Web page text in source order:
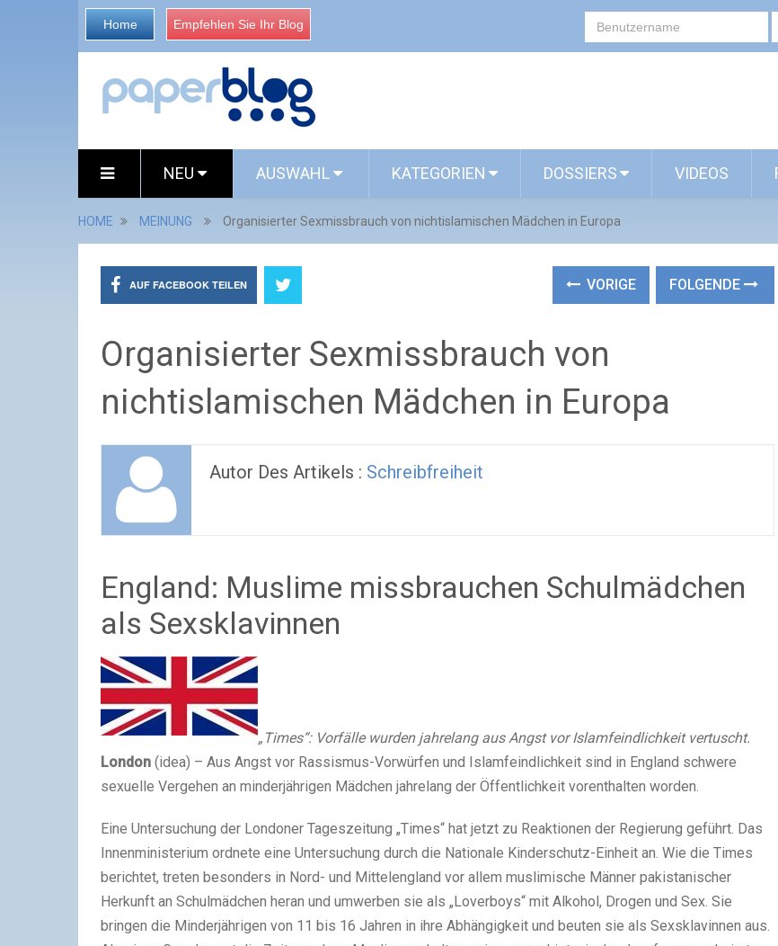
Home Empfehlen Sie Ihr Blog
NEU AUSWAHL KATEGORIEN DOSSIERS VIDEOS
HOME MEINUNG Organisierter Sexmissbrauch von nichtislamischen Mädchen in Europa
AUF FACEBOOK TEILEN VORIGE FOLGENDE
Organisierter Sexmissbrauch von
nichtislamischen Mädchen in Europa
Autor Des Artikels : Schreibfreiheit
England: Muslime missbrauchen Schulmädchen
als Sexsklavinnen
„Times“: Vorfälle wurden jahrelang aus Angst vor Islamfeindlichkeit vertuscht.
London (idea) – Aus Angst vor Rassismus-Vorwürfen und Islamfeindlichkeit sind in England schwere
sexuelle Vergehen an minderjährigen Mädchen jahrelang der Öffentlichkeit vorenthalten worden.
Eine Untersuchung der Londoner Tageszeitung „Times“ hat jetzt zu Reaktionen der Regierung geführt. Das
Innenministerium ordnete eine Untersuchung durch die Nationale Kinderschutz-Einheit an. Wie die Times
berichtet, treten besonders in Nord- und Mittelengland vor allem muslimische Männer pakistanischer
Herkunft an Schulmädchen heran und umwerben sie als „Loverboys“ mit Alkohol, Drogen und Sex. Sie
bringen die Minderjährigen von 11 bis 16 Jahren in ihre Abhängigkeit und beuten sie als Sexsklavinnen aus.